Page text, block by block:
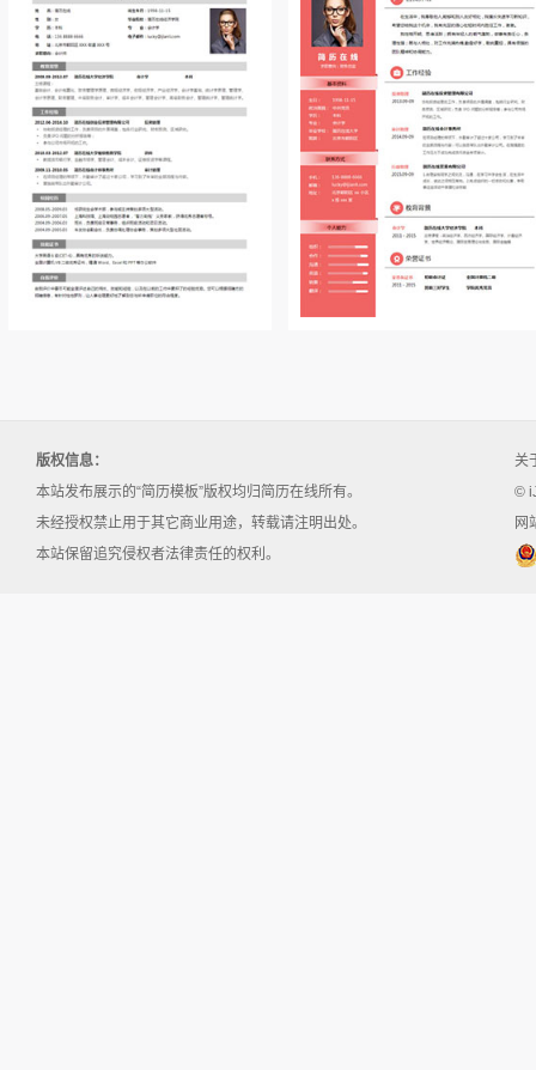
版权信息：
本站发布展示的“简历模板”版权均归简历在线所有。
未经授权禁止用于其它商业用途，转载请注明出处。
本站保留追究侵权者法律责任的权利。
关
©
网